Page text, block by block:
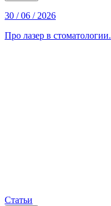
30 / 06 / 2026
Про лазер в стоматологии.
Статьи